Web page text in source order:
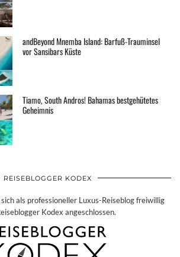
andBeyond Mnemba Island: Barfuß-Trauminsel
vor Sansibars Küste
Tiamo, South Andros! Bahamas bestgehütetes
Geheimnis
REISEBLOGGER KODEX
sich als professioneller Luxus-Reiseblog freiwillig
Kodex angeschlossen.